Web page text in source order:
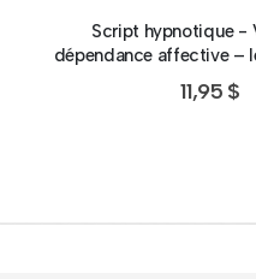
Script hypnotique -
dépendance affective –
11,95 $